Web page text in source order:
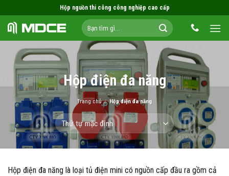
to
content
Hộp nguồn thi công công nghiệp cao cấp
Tìm
kiếm:
Hộp điện đa năng
Trang chủ / Hộp điện đa năng
Hộp điện đa năng là loại tủ điện mini có nguồn cấp đầu ra gồm cả